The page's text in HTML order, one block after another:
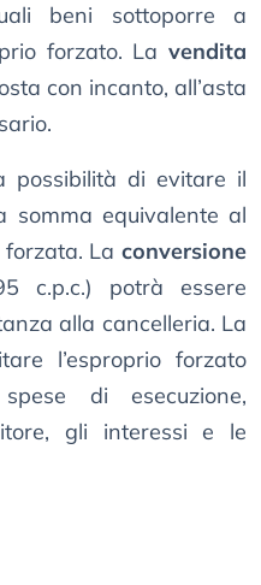
beni sottoporre a
forzato. La vendita
con incanto, all’asta
possibilità di evitare il
somma equivalente al
La conversione
c.p.c.) potrà essere
alla cancelleria. La
l’esproprio forzato
di esecuzione,
gli interessi e le